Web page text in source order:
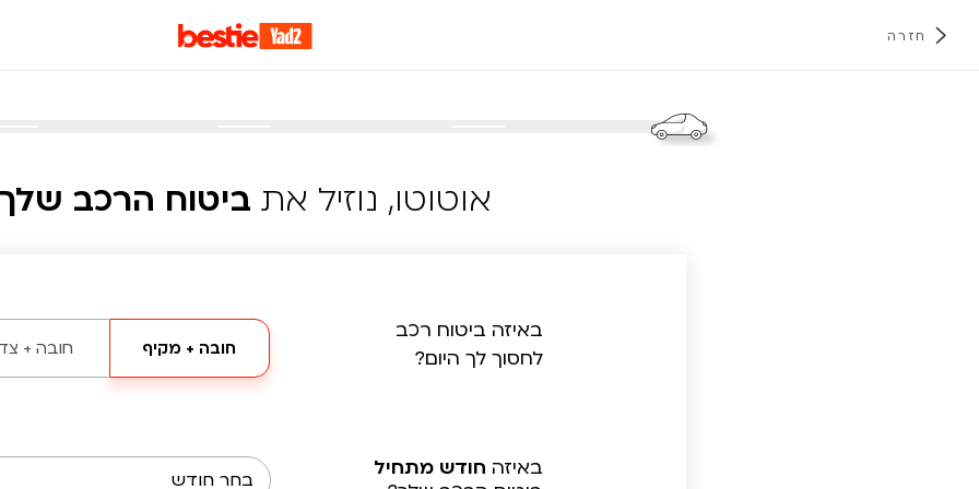
חזרה
אוטוטו, נוזיל את ביטוח הרכב
באיזה ביטוח רכב
לחסוך לך היום?
חובה + מקיף חובה +
באיזה חודש מתחיל